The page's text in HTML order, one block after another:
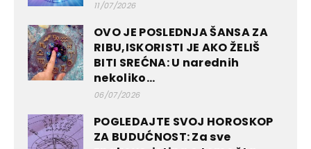
11/07/2026
OVO JE POSLEDNJA ŠANSA ZA
RIBU,ISKORISTI JE AKO ŽELIŠ
BITI SREĆNA: U narednih
nekoliko...
06/07/2026
POGLEDAJTE SVOJ HOROSKOP
ZA BUDUĆNOST: Za sve